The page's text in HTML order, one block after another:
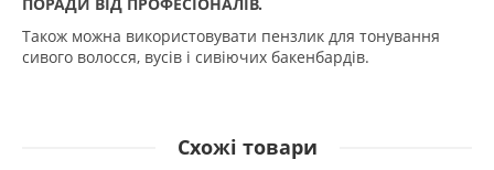
Також можна використовувати пензлик для тонування
сивого волосся, вусів і сивіючих бакенбардів.
Схожі товари